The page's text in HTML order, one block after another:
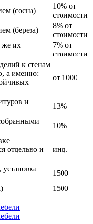
(сосна)
10% от
стоимости
(береза)
8% от
стоимости
же их
7% от
стоимости
к стенам
а именно:
от 1000
и
13%
10%
отдельно и
инд.
1500
1500